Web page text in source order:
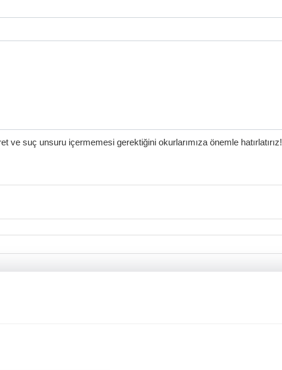
ve suç unsuru içermemesi gerektiğini okurlarımıza önemle hatırlatırız!